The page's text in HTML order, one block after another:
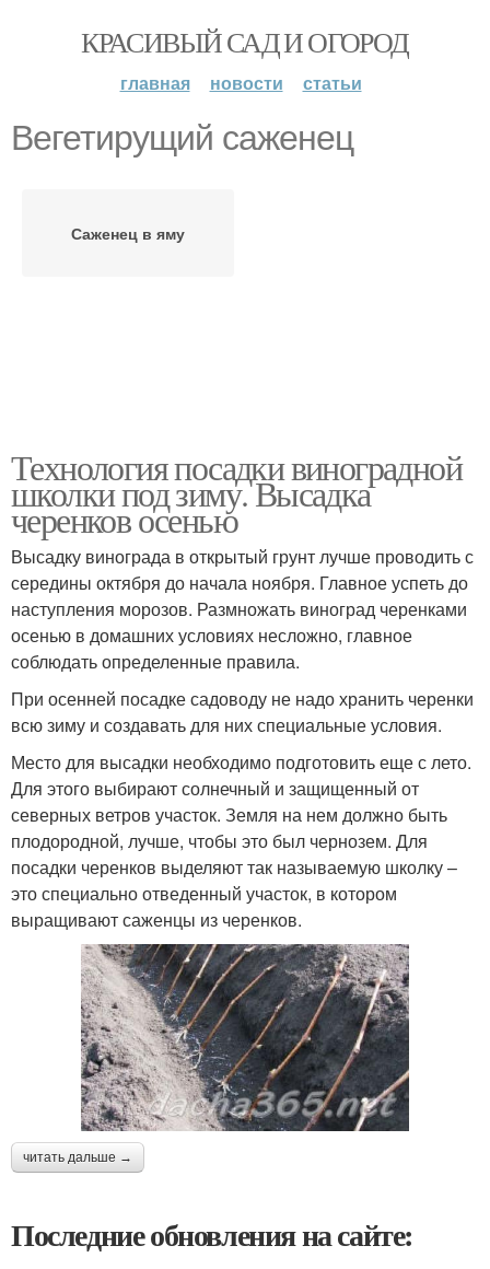
КРАСИВЫЙ САД И ОГОРОД
главная новости статьи
Вегетирущий саженец
Саженец в яму
Технология посадки виноградной
школки под зиму. Высадка
черенков осенью
Высадку винограда в открытый грунт лучше проводить с
середины октября до начала ноября. Главное успеть до
наступления морозов. Размножать виноград черенками
осенью в домашних условиях несложно, главное
соблюдать определенные правила.
При осенней посадке садоводу не надо хранить черенки
всю зиму и создавать для них специальные условия.
Место для высадки необходимо подготовить еще с лето.
Для этого выбирают солнечный и защищенный от
северных ветров участок. Земля на нем должно быть
плодородной, лучше, чтобы это был чернозем. Для
посадки черенков выделяют так называемую школку –
это специально отведенный участок, в котором
выращивают саженцы из черенков.
читать дальше →
Последние обновления на сайте: